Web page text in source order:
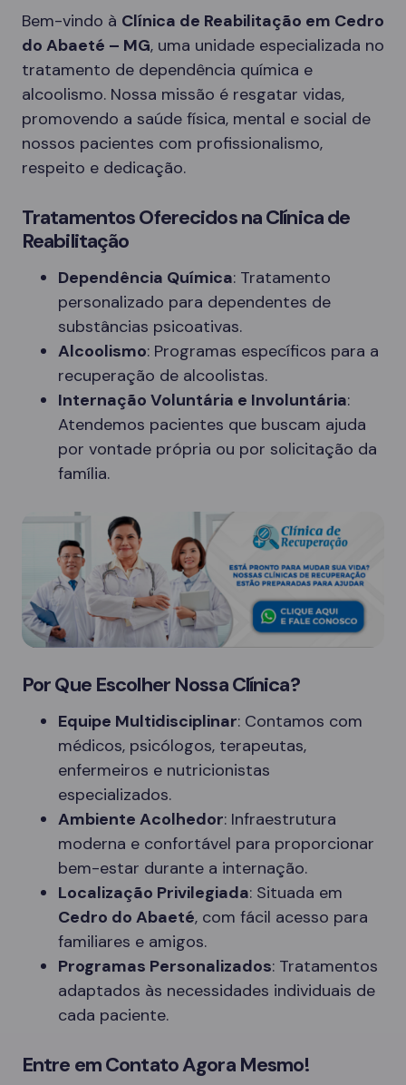
Bem-vindo à Clínica de Reabilitação em Cedro
do Abaeté – MG, uma unidade especializada no
tratamento de dependência química e
alcoolismo. Nossa missão é resgatar vidas,
promovendo a saúde física, mental e social de
nossos pacientes com profissionalismo,
respeito e dedicação.
Tratamentos Oferecidos na Clínica de
Reabilitação
Dependência Química: Tratamento
personalizado para dependentes de
substâncias psicoativas.
Alcoolismo: Programas específicos para a
recuperação de alcoolistas.
Internação Voluntária e Involuntária:
Atendemos pacientes que buscam ajuda
por vontade própria ou por solicitação da
família.
Por Que Escolher Nossa Clínica?
Equipe Multidisciplinar: Contamos com
médicos, psicólogos, terapeutas,
enfermeiros e nutricionistas
especializados.
Ambiente Acolhedor: Infraestrutura
moderna e confortável para proporcionar
bem-estar durante a internação.
Localização Privilegiada: Situada em
Cedro do Abaeté, com fácil acesso para
familiares e amigos.
Programas Personalizados: Tratamentos
adaptados às necessidades individuais de
cada paciente.
Entre em Contato Agora Mesmo!